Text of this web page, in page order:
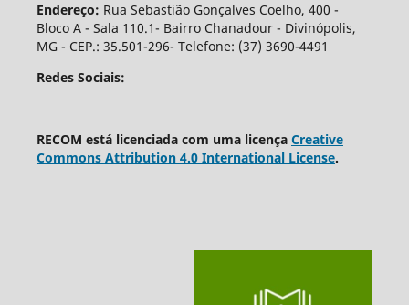
Endereço: Rua Sebastião Gonçalves Coelho, 400 -
Bloco A - Sala 110.1- Bairro Chanadour - Divinópolis,
MG - CEP.: 35.501-296- Telefone: (37) 3690-4491
Redes Sociais:
RECOM está licenciada com uma licença Creative
Commons Attribution 4.0 International License.